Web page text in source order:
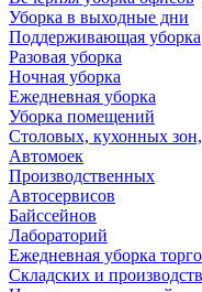
Уборка в выходные дни
Поддерживающая уборка
Разовая уборка
Ночная уборка
Ежедневная уборка
Уборка помещений
Столовых, кухонных
Автомоек
Производственных
Автосервисов
Байссейнов
Лабораторий
Ежедневная уборка
Складских и